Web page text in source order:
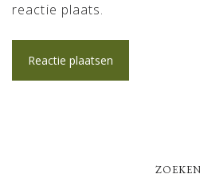
reactie plaats.
ZOEKEN